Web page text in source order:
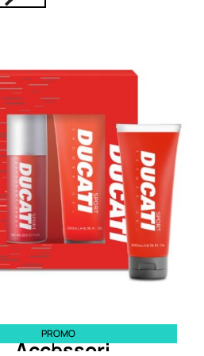
ACCESSORI
Pennelli Viso
Pennelli Occhi
Pennelli Labbra
Accessori Make Up
Accessori Occhi
Ciglia Finte
Pinzette
Temperamatite
Kit Pennelli
Accessori
PROMO